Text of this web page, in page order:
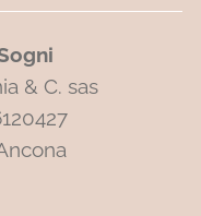
& C. sas